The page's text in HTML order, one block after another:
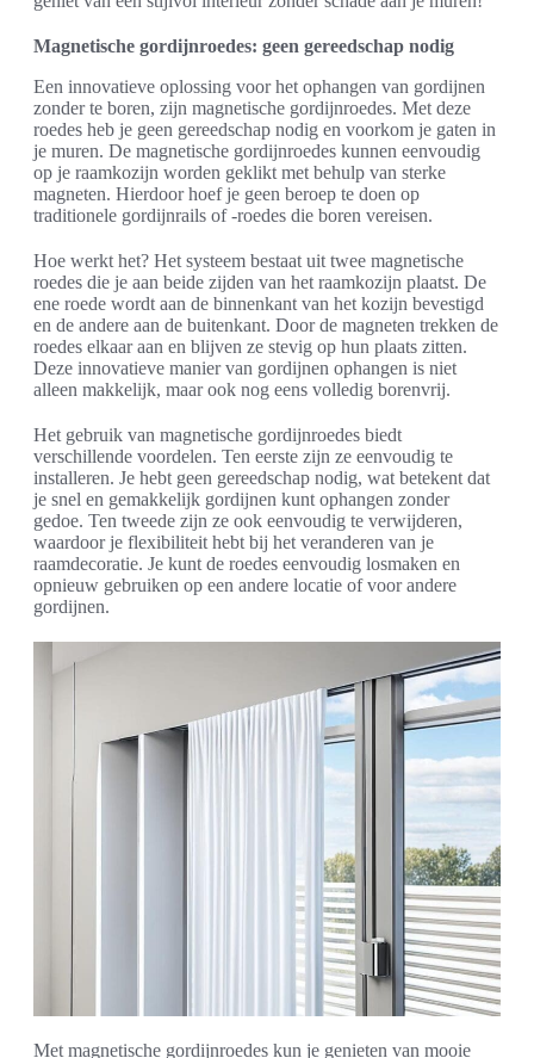
Magnetische gordijnroedes: geen gereedschap nodig
Een innovatieve oplossing voor het ophangen van gordijnen
zonder te boren, zijn magnetische gordijnroedes. Met deze
roedes heb je geen gereedschap nodig en voorkom je gaten in
je muren. De magnetische gordijnroedes kunnen eenvoudig
op je raamkozijn worden geklikt met behulp van sterke
magneten. Hierdoor hoef je geen beroep te doen op
traditionele gordijnrails of -roedes die boren vereisen.
Hoe werkt het? Het systeem bestaat uit twee magnetische
roedes die je aan beide zijden van het raamkozijn plaatst. De
ene roede wordt aan de binnenkant van het kozijn bevestigd
en de andere aan de buitenkant. Door de magneten trekken de
roedes elkaar aan en blijven ze stevig op hun plaats zitten.
Deze innovatieve manier van gordijnen ophangen is niet
alleen makkelijk, maar ook nog eens volledig borenvrij.
Het gebruik van magnetische gordijnroedes biedt
verschillende voordelen. Ten eerste zijn ze eenvoudig te
installeren. Je hebt geen gereedschap nodig, wat betekent dat
je snel en gemakkelijk gordijnen kunt ophangen zonder
gedoe. Ten tweede zijn ze ook eenvoudig te verwijderen,
waardoor je flexibiliteit hebt bij het veranderen van je
raamdecoratie. Je kunt de roedes eenvoudig losmaken en
opnieuw gebruiken op een andere locatie of voor andere
gordijnen.
Met magnetische gordijnroedes kun je genieten van mooie